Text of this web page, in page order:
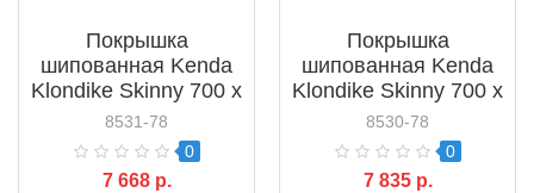
Покрышка
шипованная Kenda
Klondike Skinny 700 x
35C 37-622 300TPI
100 шипов (K1014)
8531-78
0
7 668 р.
Покрышка
шипованная Kenda
Klondike Skinny 700 x
40C 42-622 300TPI
100 шипов (K1014)
8530-78
0
7 835 р.